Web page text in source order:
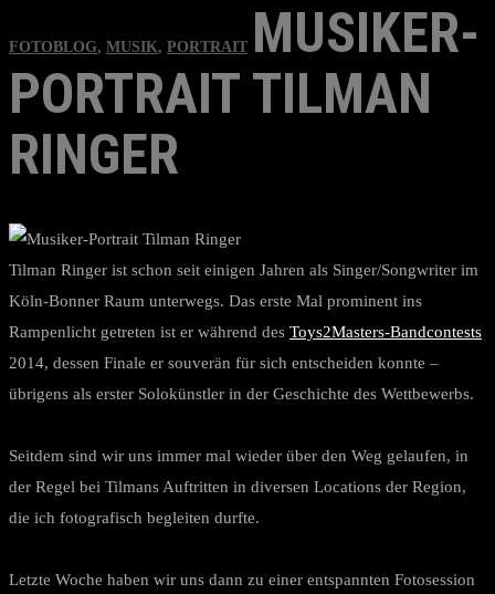
FOTOBLOG, MUSIK, PORTRAIT MUSIKER-
PORTRAIT TILMAN
RINGER
Tilman Ringer ist schon seit einigen Jahren als Singer/Songwriter im
Köln-Bonner Raum unterwegs. Das erste Mal prominent ins
Rampenlicht getreten ist er während des Toys2Masters-Bandcontests
2014, dessen Finale er souverän für sich entscheiden konnte –
übrigens als erster Solokünstler in der Geschichte des Wettbewerbs.
Seitdem sind wir uns immer mal wieder über den Weg gelaufen, in
der Regel bei Tilmans Auftritten in diversen Locations der Region,
die ich fotografisch begleiten durfte.
Letzte Woche haben wir uns dann zu einer entspannten Fotosession